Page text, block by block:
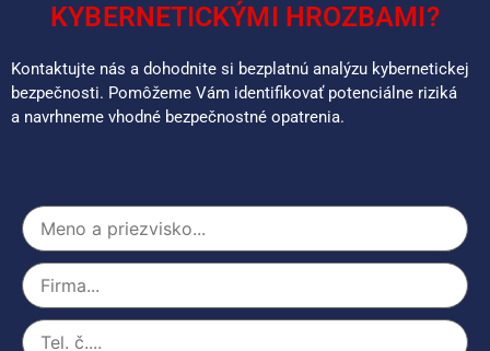
KYBERNETICKÝMI HROZBAMI?
Kontaktujte nás a dohodnite si bezplatnú analýzu kybernetickej
bezpečnosti. Pomôžeme Vám identifikovať potenciálne riziká
a navrhneme vhodné bezpečnostné opatrenia.